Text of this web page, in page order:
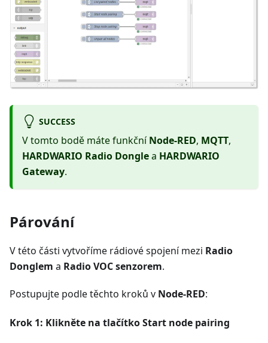
SUCCESS
V tomto bodě máte funkčníNode-RED, MQTT,
HARDWARIO Radio Donglea HARDWARIO
Gateway.
Párování
V této části vytvoříme rádiové spojení mezi Radio
Donglem a Radio VOC senzorem.
Postupujte podle těchto kroků v Node-RED:
Krok 1: Klikněte na tlačítko Start node pairing